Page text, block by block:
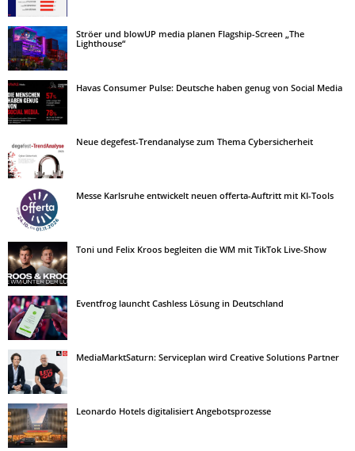
Ströer und blowUP media planen Flagship-Screen „The
Lighthouse“
Havas Consumer Pulse: Deutsche haben genug von Social Media
Neue degefest-Trendanalyse zum Thema Cybersicherheit
Messe Karlsruhe entwickelt neuen offerta-Auftritt mit KI-Tools
Toni und Felix Kroos begleiten die WM mit TikTok Live-Show
Eventfrog launcht Cashless Lösung in Deutschland
MediaMarktSaturn: Serviceplan wird Creative Solutions Partner
Leonardo Hotels digitalisiert Angebotsprozesse